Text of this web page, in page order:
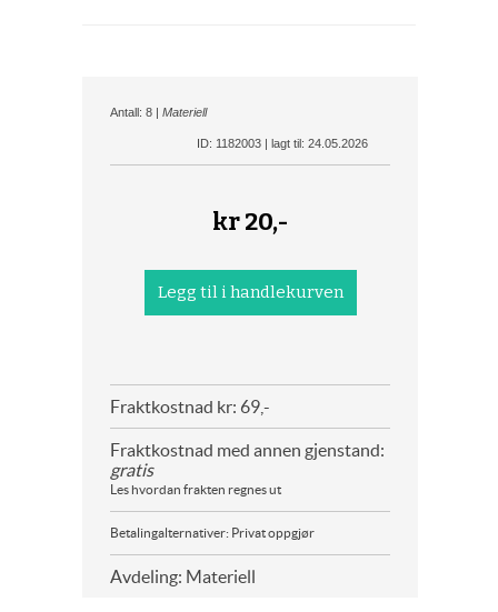
Antall: 8 | Materiell
ID: 1182003 | lagt til: 24.05.2026
kr20,-
Fraktkostnad kr: 69,-
Fraktkostnad med annen gjenstand:
gratis
Les hvordan frakten regnes ut
Betalingalternativer: Privat oppgjør
Avdeling: Materiell